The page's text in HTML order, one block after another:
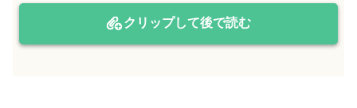
クリップして後で読む